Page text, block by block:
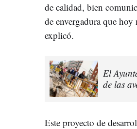
de calidad, bien
de envergadura que hoy
explicó.
El
de las
Este proyecto de